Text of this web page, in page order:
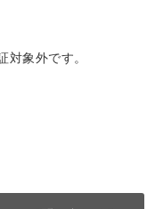
象外です。